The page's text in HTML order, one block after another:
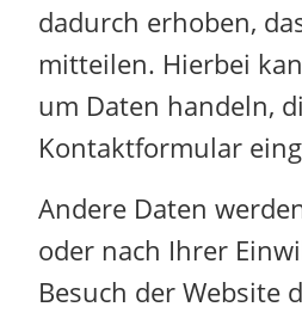
dadurch erhoben,
mitteilen. Hierbei
um Daten handeln,
Kontaktformular
Andere Daten
oder nach Ihrer
Besuch der Website